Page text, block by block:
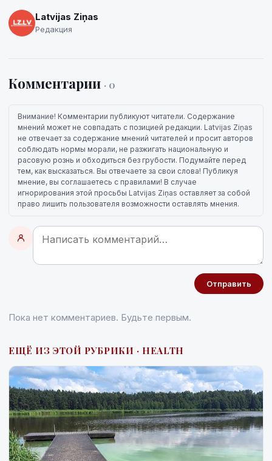
Latvijas Ziņas
Редакция
Комментарии · 0
Внимание! Комментарии публикуют читатели. Содержание
мнений может не совпадать с позицией редакции. Latvijas Ziņas
не отвечает за содержание мнений читателей и просит авторов
соблюдать нормы морали, не разжигать национальную и
расовую рознь и обходиться без грубости. Подумайте перед
тем, как высказаться. Вы отвечаете за свои слова! Публикуя
мнение, вы соглашаетесь с правилами! В случае
игнорирования этой просьбы Latvijas Ziņas оставляет за собой
право лишить пользователя возможности оставлять мнения.
Отправить
Пока нет комментариев. Будьте первым.
ЕЩЁ ИЗ ЭТОЙ РУБРИКИ · HEALTH